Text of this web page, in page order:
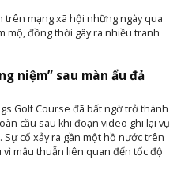
mạng xã hội những ngày qua
mộ, đồng thời gây ra nhiều tranh
niệm” sau màn ẩu đả
Golf Course đã bất ngờ trở thành
cầu sau khi đoạn video ghi lại vụ
cố xảy ra gần một hồ nước trên
mâu thuẫn liên quan đến tốc độ